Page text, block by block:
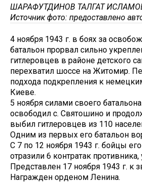
ШАРАФУТДИНОВ ТАЛГАТ
Источник фото: предоставлено
4 ноября 1943 г. в боях за
батальон прорвал сильно
гитлеровцев в районе детского
перехватил шоссе на Житомир.
подхода подкрепления к
Киеве.
5 ноября силами своего
освободил с. Святошино и
выбил гитлеровцев из 110
Одним из первых его батальон
С 7 по 12 ноября 1943 г. бойцы
отразили 6 контратак
Представлен 17 ноября 1943 г. к
Награжден орденом Ленина.